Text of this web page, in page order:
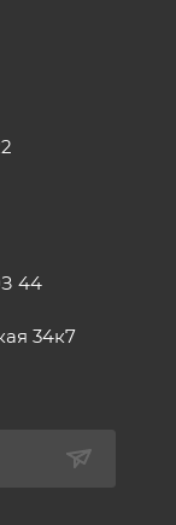
44
34к7